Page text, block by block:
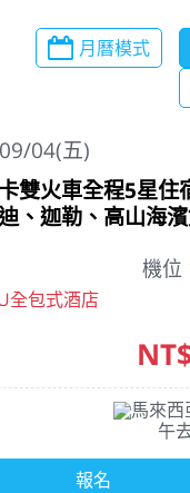
月曆模式
04(五)
雙火車全程5星住
、迦勒、高山海
機位
全包式酒店
馬來西
午
報名